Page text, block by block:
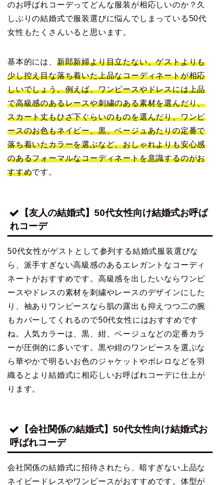
のお呼ばれコーデってどんな服装が相応しいのか？久
しぶりの結婚式で服装選びに悩んでしまっている50代
女性もたくさんいると思います。
基本的には、 新郎新婦より目立たない、ゲストよりも
少し控え目な落ち着いた上品なコーディネートが相応
しいでしょう。例えば、ワンピースやドレスには上品
で高級感のあるレースや刺繍のある素材を選んだり、
スカート丈もひざ下ぐらいのものを選んだり、ワンピ
ースのお色もネイビー、黒、ベージュあたりの定番で
落ち着いたカラーを選ぶなど、おしゃれよりも安心感
のあるフォーマルなコーディネートを意識するのがお
すすめです。
【友人の結婚式】50代女性向け結婚式お呼ば
れコーデ
50代女性がゲストとして参列する結婚式服装選びな
ら、派手すぎない高級感のあるエレガントなコーディ
ネートがおすすめです。高級感を出したいならワンピ
ースやドレスの素材を刺繍やレースのデザインにした
り、袖ありワンピースなら肌の露出も抑えつつ二の腕
もカバーしてくれるので50代女性にはおすすめです
ね。人気カラーは、黒、紺、ベージュなどの定番カラ
ーが圧倒的に多いです。黒や紺のワンピースを選ぶな
ら華やかで明るいお色のジャケットやボレロなどを羽
織るとより結婚式に相応しいお呼ばれコーデに仕上が
ります。
【会社関係の結婚式】50代女性向け結婚式お
呼ばれコーデ
会社関係の結婚式に招待されたら、暗すぎない上品な
ネイビードレスやワンピースがおすすめです。体型が